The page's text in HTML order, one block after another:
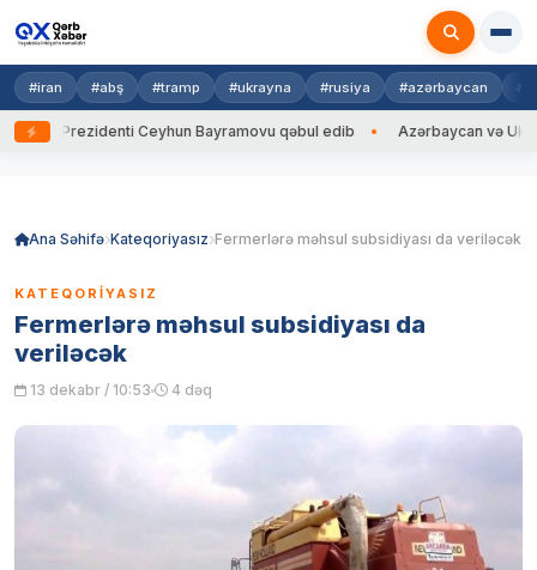
#iran #abş #tramp #ukrayna #rusiya #azərbaycan
Prezidenti Ceyhun Bayramovu qəbul edib Azərbaycan və Ukrayna
Ana Səhifə Kateqoriyasız Fermerlərə məhsul subsidiyası da veriləcək
KATEQORIYASIZ
Fermerlərə məhsul subsidiyası da
veriləcək
13 dekabr / 10:53 4 dəq